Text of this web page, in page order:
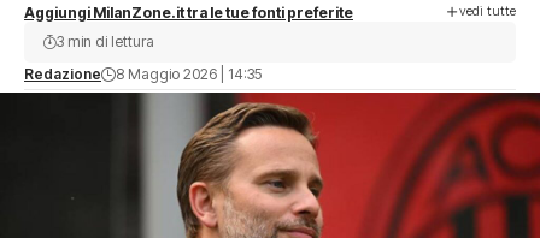
Aggiungi MilanZone.it tra le tue fonti preferite vedi tutte
Redazione 8 Maggio 2026 | 14:35
3 min di lettura